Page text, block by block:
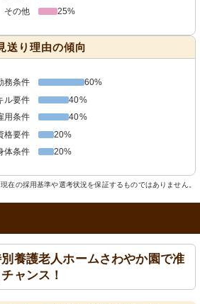
その他
25%
送り理由の傾向
務条件
60%
ル要件
40%
用条件
40%
格要件
20%
体条件
20%
在の採用基準や選考状況を保証するものではありません。
養護老人ホームさわやか園で准
ャンス！